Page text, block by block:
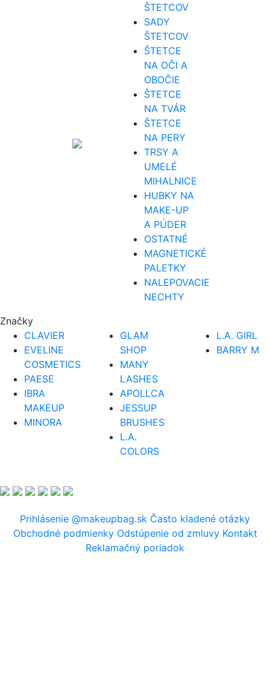
ŠTETCOV
SADY
ŠTETCOV
ŠTETCE
NA OČI A
OBOČIE
ŠTETCE
NA TVÁR
ŠTETCE
NA PERY
TRSY A
UMELÉ
MIHALNICE
HUBKY NA
MAKE-UP
A PÚDER
OSTATNÉ
MAGNETICKÉ
PALETKY
NALEPOVACIE
NECHTY
Značky
CLAVIER
EVELINE
COSMETICS
PAESE
IBRA
MAKEUP
MINORA
GLAM
SHOP
MANY
LASHES
APOLLCA
JESSUP
BRUSHES
L.A.
COLORS
L.A. GIRL
BARRY M
Prihlásenie @makeupbag.sk Často kladené otázky
Obchodné podmienky Odstúpenie od zmluvy Kontakt
Reklamačný poriadok